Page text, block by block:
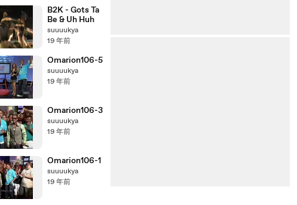
B2K - Gots Ta
Be & Uh Huh
suuuukya
19 年前
Omarion106-5
suuuukya
19 年前
Omarion106-3
suuuukya
19 年前
Omarion106-1
suuuukya
19 年前